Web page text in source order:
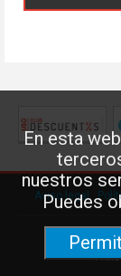
En esta
nuestros
Puedes
Aviso legal·
Federación